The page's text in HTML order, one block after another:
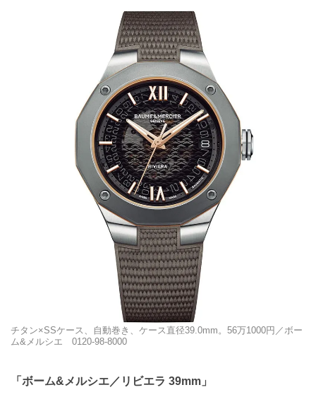
チタン×SSケース、自動巻き、ケース直径39.0mm。56万1000円／ボー
ム&メルシエ 0120-98-8000
「ボーム&メルシエ／リビエラ 39mm」